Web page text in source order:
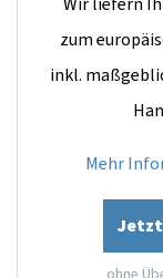
zum
inkl.
Mehr
Jetzt